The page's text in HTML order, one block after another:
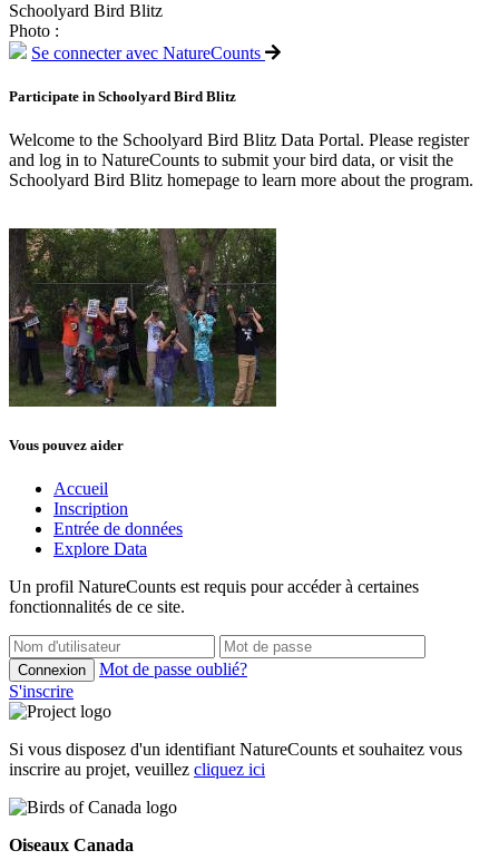
Schoolyard Bird Blitz
Photo :
Se connecter avec NatureCounts
Participate in Schoolyard Bird Blitz
Welcome to the Schoolyard Bird Blitz Data Portal. Please register
and log in to NatureCounts to submit your bird data, or visit the
Schoolyard Bird Blitz homepage to learn more about the program.
Vous pouvez aider
Accueil
Inscription
Entrée de données
Explore Data
Un profil NatureCounts est requis pour accéder à certaines
fonctionnalités de ce site.
Connexion
Mot de passe oublié?
S'inscrire
Si vous disposez d'un identifiant NatureCounts et souhaitez vous
inscrire au projet, veuillez cliquez ici
Oiseaux Canada